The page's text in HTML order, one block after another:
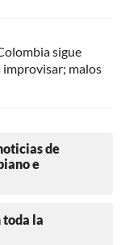
sigue
improvisar; malos
de
e
toda la